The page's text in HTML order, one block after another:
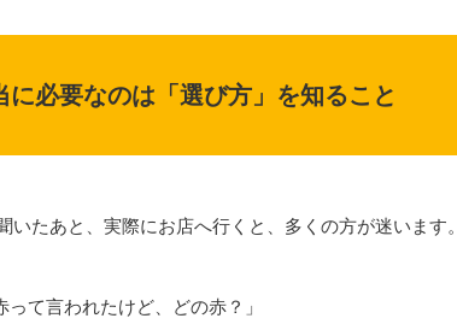
に必要なのは「選び方」を知ること
いたあと、実際にお店へ行くと、多くの方が迷います。
って言われたけど、どの赤？」